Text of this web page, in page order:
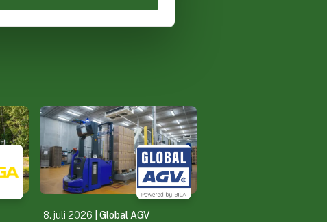
8. juli 2026 | Global AGV